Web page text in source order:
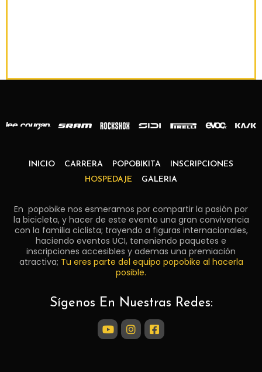
INICIO CARRERA POPOBIKITA
INSCRIPCIONES
HOSPEDAJE
GALERIA
En popobike nos esmeramos por compartir la pasión por
la bicicleta, y hacer de este evento una gran convivencia
con la familia ciclista; trayendo a figuras internacionales,
haciendo eventos UCI, teneniendo paquetes e
inscripciones accesibles y ademas una premiación
atractiva; Tu eres parte del equipo popobike al hacerla
posible.
Sígenos En Nuestras Redes: